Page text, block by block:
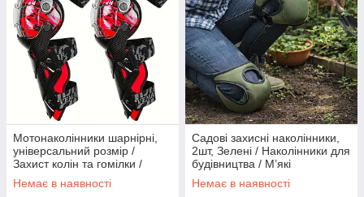
Мотонаколінники шарнірні,
універсальний розмір /
Захист колін та гомілки /
Брейси / Наколінники для
мотоцикла
Немає в наявності
Садові захисні наколінники,
2шт, Зелені / Наколінники для
будівництва / М’які
наколінники для дому
Немає в наявності